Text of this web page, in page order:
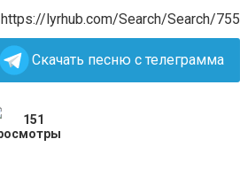
https://lyrhub.com/Search/Search/755
Скачать песню с телеграмма
151